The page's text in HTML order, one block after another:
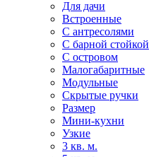
Для дачи
Встроенные
С антресолями
С барной стойкой
С островом
Малогабаритные
Модульные
Скрытые ручки
Размер
Мини-кухни
Узкие
3 кв. м.